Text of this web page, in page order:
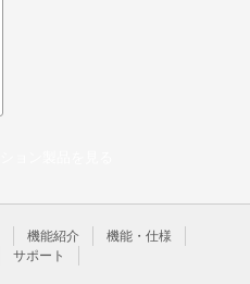
機能紹介
機能・仕様
サポート